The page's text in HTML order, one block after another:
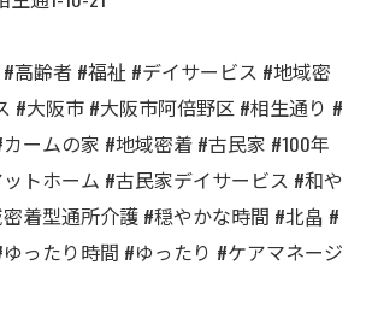
高齢者 #福祉 #デイサービス #地域密
#大阪市 #大阪市阿倍野区 #相生通り #
ームの家 #地域密着 #古民家 #100年
トホーム #古民家デイサービス #和や
着型通所介護 #穏やかな時間 #北畠 #
ったり時間 #ゆったり #ケアマネージ